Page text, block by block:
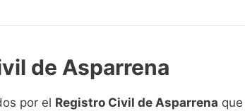
de Asparrena
por el Registro Civil de Asparrena